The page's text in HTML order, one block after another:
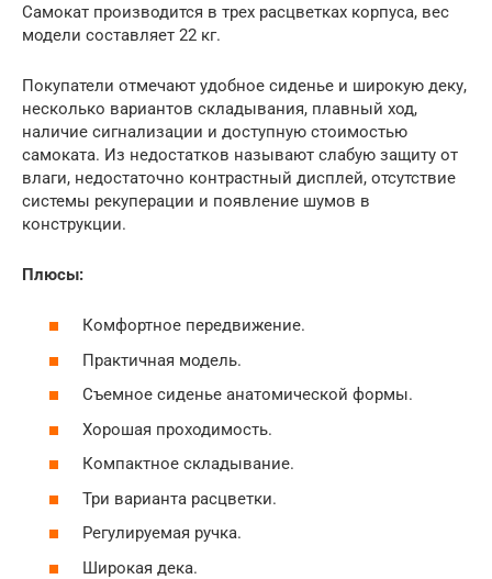
Самокат производится в трех расцветках корпуса, вес
модели составляет 22 кг.
Покупатели отмечают удобное сиденье и широкую деку,
несколько вариантов складывания, плавный ход,
наличие сигнализации и доступную стоимостью
самоката. Из недостатков называют слабую защиту от
влаги, недостаточно контрастный дисплей, отсутствие
системы рекуперации и появление шумов в
конструкции.
Плюсы:
Комфортное передвижение.
Практичная модель.
Съемное сиденье анатомической формы.
Хорошая проходимость.
Компактное складывание.
Три варианта расцветки.
Регулируемая ручка.
Широкая дека.